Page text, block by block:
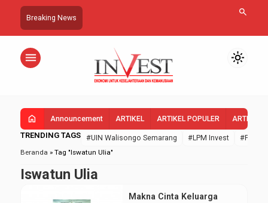
Breaking News search
menu light_mode
home Announcement ARTIKEL ARTIKEL POPULER ARTIKEL
TRENDING TAGS #UIN Walisongo Semarang #LPM Invest
#FEBI
Beranda » Tag "Iswatun Ulia"
Iswatun Ulia
Makna Cinta Keluarga